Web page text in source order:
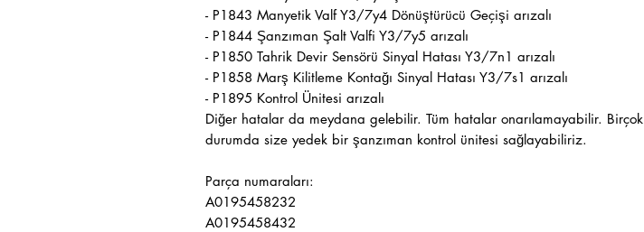
- P1843 Manyetik Valf Y3/7y4 Dönüştürücü Geçişi arızalı
- P1844 Şanzıman Şalt Valfi Y3/7y5 arızalı
- P1850 Tahrik Devir Sensörü Sinyal Hatası Y3/7n1 arızalı
- P1858 Marş Kilitleme Kontağı Sinyal Hatası Y3/7s1 arızalı
- P1895 Kontrol Ünitesi arızalı
Diğer hatalar da meydana gelebilir. Tüm hatalar onarılamayabilir. Birçok
durumda size yedek bir şanzıman kontrol ünitesi sağlayabiliriz.
Parça numaraları:
A0195458232
A0195458432